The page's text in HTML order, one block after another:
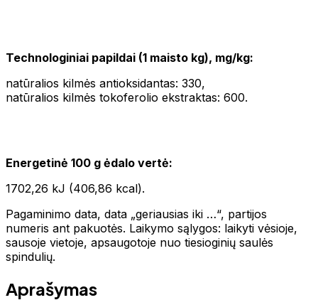
Technologiniai papildai (1 maisto kg), mg/kg:
natūralios kilmės antioksidantas: 330,
natūralios kilmės tokoferolio ekstraktas: 600.
Energetinė 100 g ėdalo vertė:
1702,26 kJ (406,86 kcal).
Pagaminimo data, data „geriausias iki …“, partijos
numeris ant pakuotės. Laikymo sąlygos: laikyti vėsioje,
sausoje vietoje, apsaugotoje nuo tiesioginių saulės
spindulių.
Aprašymas